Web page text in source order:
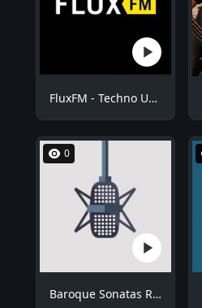
FluxFM - Techno Underground
0
Baroque Sonatas Radio